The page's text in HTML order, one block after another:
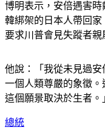
博明表示，安倍遇害
韓綁架的日本人帶回
要求川普會見失蹤者親
他說：「我從未見過安
一個人類尊嚴的象徵
這個願景取決於生者。
總統